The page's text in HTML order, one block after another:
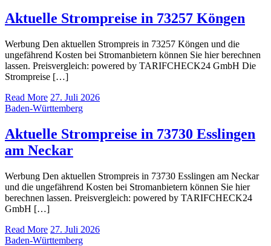
Aktuelle Strompreise in 73257 Köngen
Werbung Den aktuellen Strompreis in 73257 Köngen und die
ungefährend Kosten bei Stromanbietern können Sie hier berechnen
lassen. Preisvergleich: powered by TARIFCHECK24 GmbH Die
Strompreise […]
Read More 27. Juli 2026
Baden-Württemberg
Aktuelle Strompreise in 73730 Esslingen
am Neckar
Werbung Den aktuellen Strompreis in 73730 Esslingen am Neckar
und die ungefährend Kosten bei Stromanbietern können Sie hier
berechnen lassen. Preisvergleich: powered by TARIFCHECK24
GmbH […]
Read More 27. Juli 2026
Baden-Württemberg